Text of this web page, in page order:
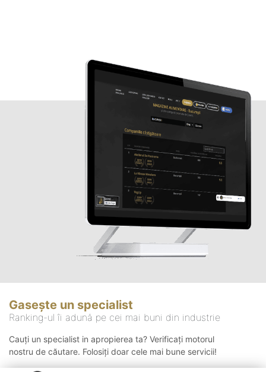
Gasește un specialist
Ranking-ul îi adună pe cei mai buni din industrie
Cauți un specialist in apropierea ta? Verificați motorul
nostru de căutare. Folosiți doar cele mai bune servicii!